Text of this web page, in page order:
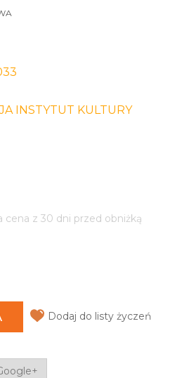
INSTYTUT KULTURY
cena z 30 dni przed obniżką
Dodaj do listy życzeń